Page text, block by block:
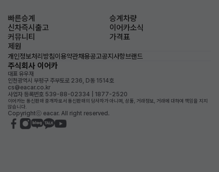
빠른승계
승계차량
신차즉시출고
이어카소식
커뮤니티
가격표
제원
개인정보처리방침이용약관채용공고공지사항브랜드
주식회사 이어카
대표 유우재
인천광역시 부평구 주부토로 236, D동 1514호
cs@eacar.co.kr
사업자 등록번호 539-88-02334 | 1877-2520
이어카는 통신판매 중개자로서 통신판매의 당사자가 아니며, 상품, 거래정보, 거래에 대하여 책임을 지지
않습니다.
Copyrightⓒ eacar. All right reserved.